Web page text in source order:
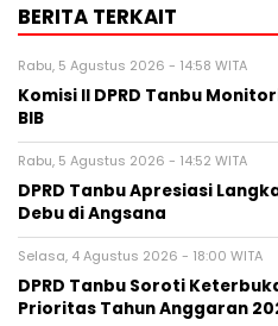
BERITA TERKAIT
Rabu, 5 Agustus 2026 - 14:58 WITA
Komisi II DPRD Tanbu
BIB
Rabu, 5 Agustus 2026 - 14:52 WITA
DPRD Tanbu Apresiasi
Debu di Angsana
Selasa, 4 Agustus 2026 - 18:00 WITA
DPRD Tanbu Soroti
Prioritas Tahun Anggaran